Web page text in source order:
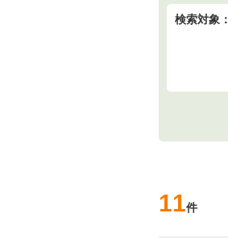
検索対象：
11件